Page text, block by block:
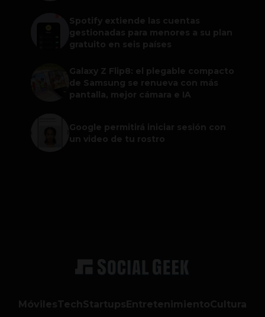
Spotify extiende las cuentas
gestionadas para menores a su plan
gratuito en seis países
Galaxy Z Flip8: el plegable compacto
de Samsung se renueva con más
pantalla, mejor cámara e IA
Google permitirá iniciar sesión con
un video de tu rostro